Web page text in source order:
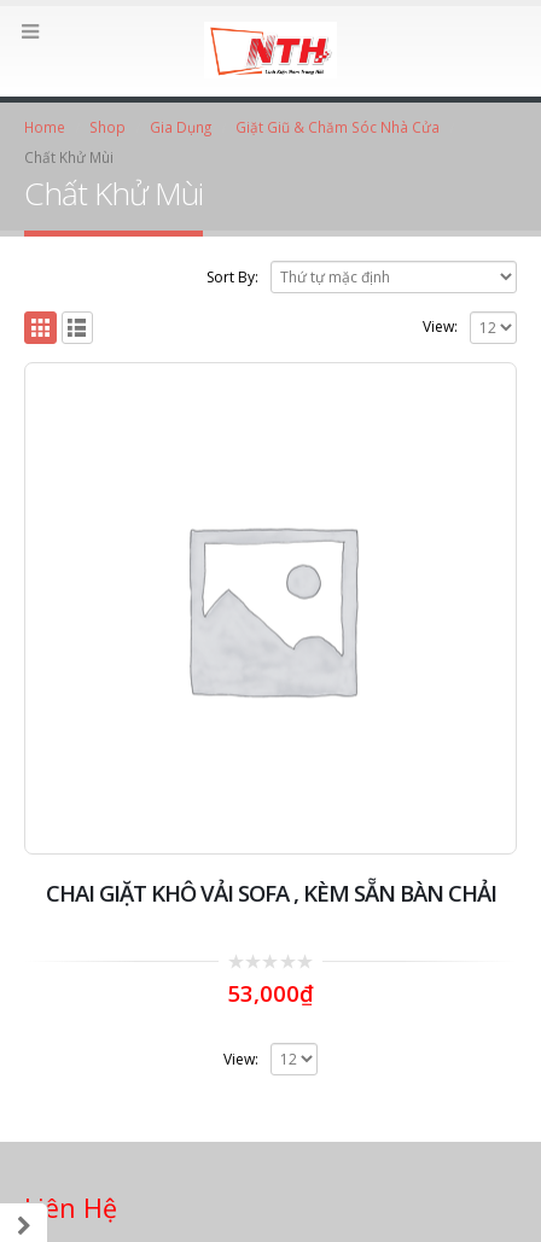
Home Shop Gia Dụng
Giặt Giũ & Chăm Sóc Nhà Cửa
Chất Khử Mùi
Chất Khử Mùi
Sort By:
View:
CHAI GIẶT KHÔ VẢI SOFA , KÈM SẴN BÀN CHẢI
out
53,000₫
View:
Liên Hệ